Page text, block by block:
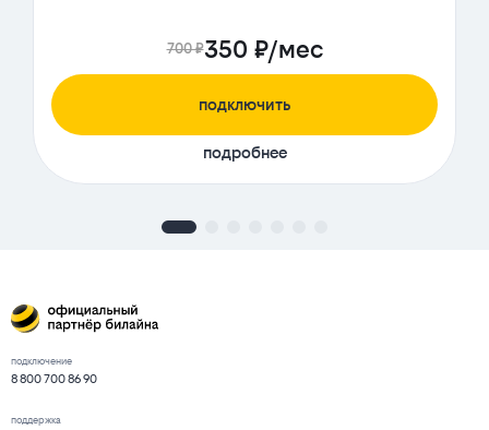
700 ₽350 ₽/мес
подключить
подробнее
подключение
8 800 700 86 90
поддержка